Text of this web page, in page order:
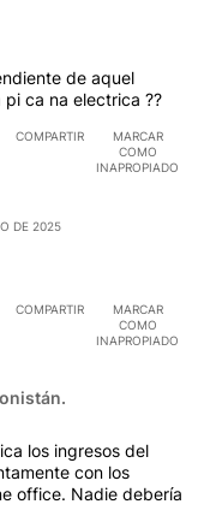
de aquel
pi ca na electrica ??
COMPARTIR
MARCAR
COMO
INAPROPIADO
DE 2025
COMPARTIR
MARCAR
COMO
INAPROPIADO
en Kirchonistán..
los ingresos del
con los
office. Nadie debería